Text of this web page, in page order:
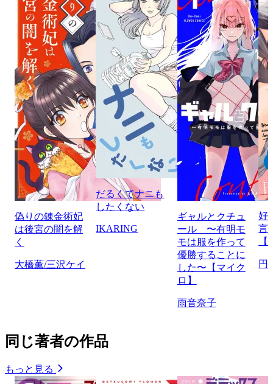
偽りの錬金術妃
は後宮の闇を解
く
大橋薫/三沢ケイ
だるくてナニも
したくない
IKARING
ギャルとクチュ
ール 〜有明モ
モは服を作って
優勝することに
した〜【マイク
ロ】
雨音奈子
好
言
円
同じ著者の作品
もっと見る